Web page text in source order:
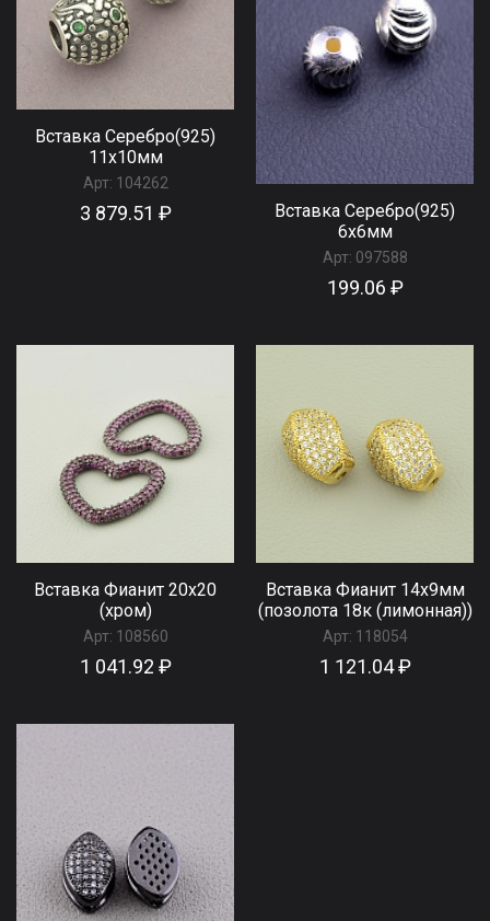
Вставка Серебро(925)
11x10мм
Арт: 104262
3 879.51 ₽
Вставка Серебро(925)
6x6мм
Арт: 097588
199.06 ₽
Вставка Фианит 20х20
(хром)
Арт: 108560
1 041.92 ₽
Вставка Фианит 14х9мм
(позолота 18к (лимонная))
Арт: 118054
1 121.04 ₽